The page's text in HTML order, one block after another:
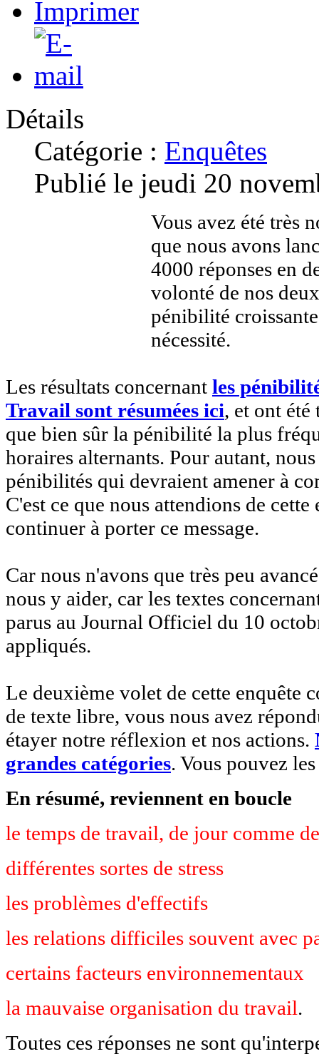
Détails
Catégorie : Enquêtes
Publié le jeudi 20
Vous avez été très
que nous avons
4000 réponses en
volonté de nos
pénibilité
nécessité.
Les résultats concernant les
Travail sont résumées ici, et ont été
que bien sûr la pénibilité la plus
horaires alternants. Pour autant,
pénibilités qui devraient amener à
C'est ce que nous attendions de
continuer à porter ce message.
Car nous n'avons que très peu
nous y aider, car les textes
parus au Journal Officiel du 10
appliqués.
Le deuxième volet de cette enquête
de texte libre, vous nous avez
étayer notre réflexion et nos actions.
grandes catégories. Vous pouvez
En résumé, reviennent en boucle
le temps de travail, de jour comme
différentes sortes de stress
les problèmes d'effectifs
les relations difficiles souvent avec
certains facteurs environnementaux
la mauvaise organisation du travail.
Toutes ces réponses ne sont